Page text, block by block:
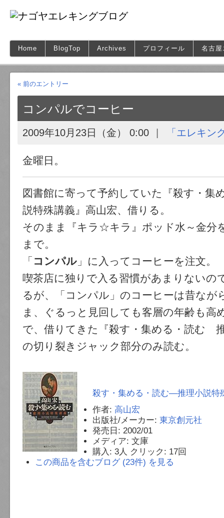
Home BlogTop Archives プロフィール 名古
« 前のエントリー
コンパルでコーヒー
2009年10月23日（金） 0:00 「エレキン
金曜日。
図書館に寄って予約していた『殺す・
説特殊講義』高山宏、借りる。
そのまま『キラ☆キラ』ポッド水～金分
まで。
「 コンパル 」に入ってコーヒーを注文。
喫茶店に独りで入る習慣があまりないの
るが、「コンパル」のコーヒーは昔なが
ま、ぐるっと見回しても客層の年齢も高
で、借りてきた『殺す・集める・読む
の切り裂きジャック部分のみ読む。
殺す・集める・読む―推理小説特
作者: 高山宏
出版社/メーカー: 東京創元社
発売日: 2002/01
メディア: 文庫
購入 : 3人 クリック : 17回
この商品を含むブログ (23件) を見る